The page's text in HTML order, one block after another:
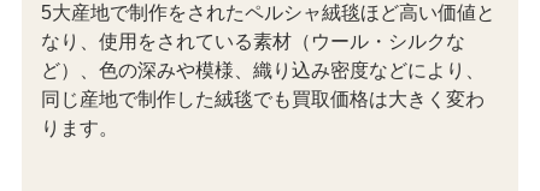
5大産地で制作をされたペルシャ絨毯ほど高い価値と
なり、使用をされている素材（ウール・シルクな
ど）、色の深みや模様、織り込み密度などにより、
同じ産地で制作した絨毯でも買取価格は大きく変わ
ります。